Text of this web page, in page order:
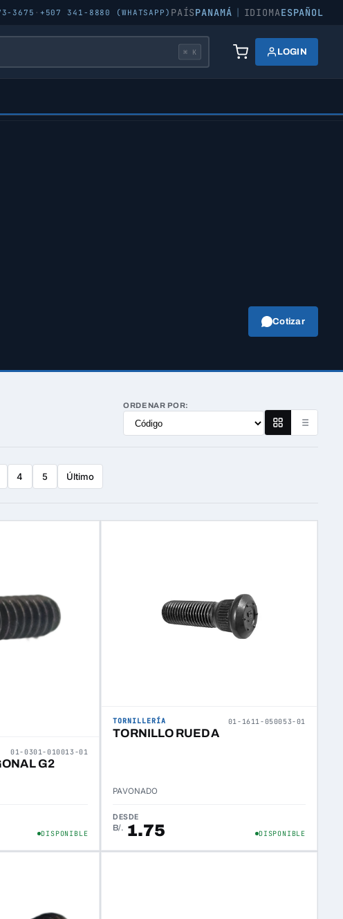
3675 · +507 341-8880 (WHATSAPP) PAÍSPANAMÁ | IDIOMAESPAÑOL
⌘ K LOGIN
Cotizar
ORDENAR POR:
4 5 Último
01-0301-010013-01
G2
DISPONIBLE
TORNILLERÍA 01-1611-050053-01
TORNILLO RUEDA
PAVONADO
DESDE
B/. 1.75 DISPONIBLE